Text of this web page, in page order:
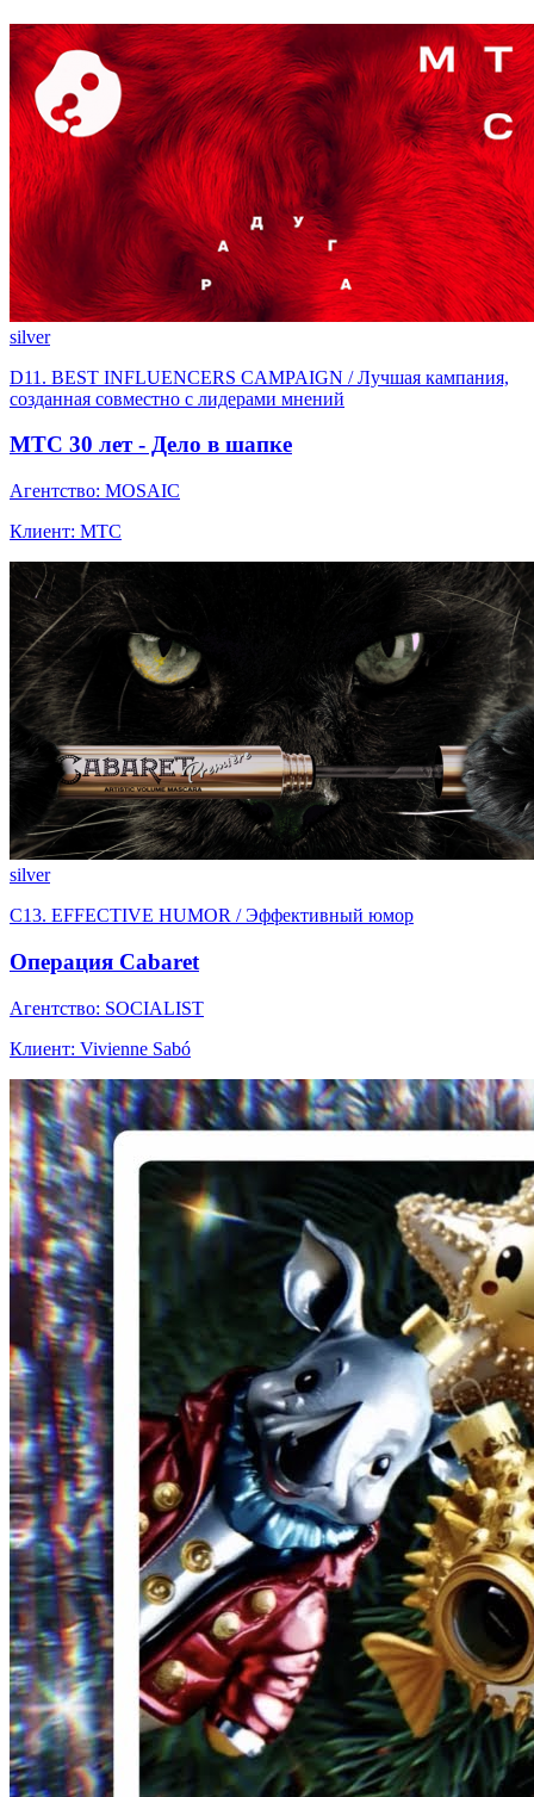
silver
D11. BEST INFLUENСERS CAMPAIGN / Лучшая кампания,
созданная совместно с лидерами мнений
МТС 30 лет - Дело в шапке
Агентство: MOSAIC
Клиент: МТС
silver
C13. EFFECTIVE HUMOR / Эффективный юмор
Операция Cabaret
Агентство: SOCIALIST
Клиент: Vivienne Sabó